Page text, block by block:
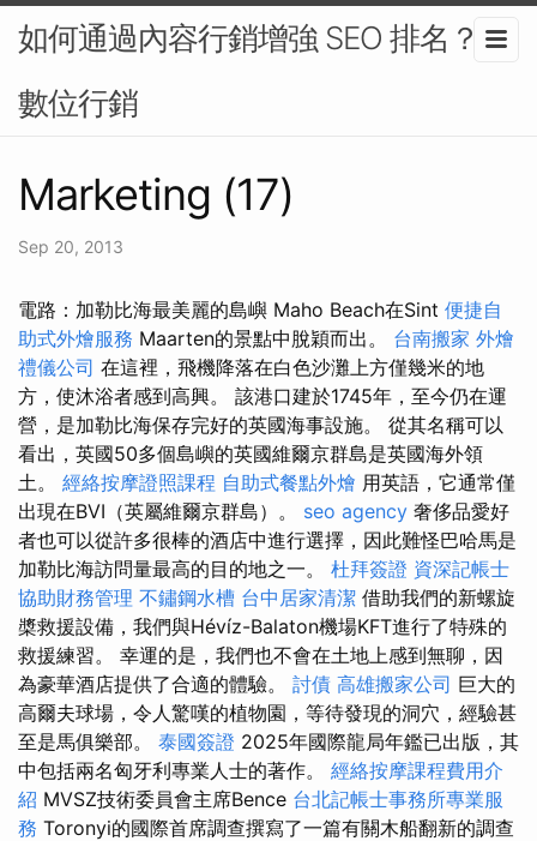
如何通過內容行銷增強 SEO 排名？-
數位行銷
Marketing (17)
Sep 20, 2013
電路：加勒比海最美麗的島嶼 Maho Beach在Sint 便捷自
助式外燴服務 Maarten的景點中脫穎而出。 台南搬家 外燴
禮儀公司 在這裡，飛機降落在白色沙灘上方僅幾米的地
方，使沐浴者感到高興。 該港口建於1745年，至今仍在運
營，是加勒比海保存完好的英國海事設施。 從其名稱可以
看出，英國50多個島嶼的英國維爾京群島是英國海外領
土。 經絡按摩證照課程 自助式餐點外燴 用英語，它通常僅
出現在BVI（英屬維爾京群島）。 seo agency 奢侈品愛好
者也可以從許多很棒的酒店中進行選擇，因此難怪巴哈馬是
加勒比海訪問量最高的目的地之一。 杜拜簽證 資深記帳士
協助財務管理 不鏽鋼水槽 台中居家清潔 借助我們的新螺旋
槳救援設備，我們與Hévíz-Balaton機場KFT進行了特殊的
救援練習。 幸運的是，我們也不會在土地上感到無聊，因
為豪華酒店提供了合適的體驗。 討債 高雄搬家公司 巨大的
高爾夫球場，令人驚嘆的植物園，等待發現的洞穴，經驗甚
至是馬俱樂部。 泰國簽證 2025年國際龍局年鑑已出版，其
中包括兩名匈牙利專業人士的著作。 經絡按摩課程費用介
紹 MVSZ技術委員會主席Bence 台北記帳士事務所專業服
務 Toronyi的國際首席調查撰寫了一篇有關木船翻新的調查